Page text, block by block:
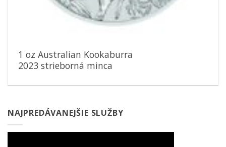
1 oz Australian Kookaburra
2023 strieborná minca
NAJPREDÁVANEJŠIE SLUŽBY